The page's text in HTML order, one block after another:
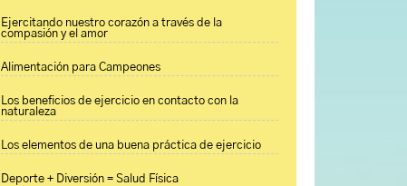
Ejercitando nuestro corazón a través de la
compasión y el amor
Alimentación para Campeones
Los beneficios de ejercicio en contacto con la
naturaleza
Los elementos de una buena práctica de ejercicio
Deporte + Diversión = Salud Física